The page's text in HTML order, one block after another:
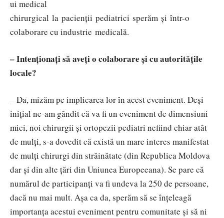
ui medical
chirurgical la pacienții pediatrici sperăm și într-o
colaborare cu industrie medicală.
– Intenționați să aveți o colaborare și cu autoritățile
locale?
– Da, mizăm pe implicarea lor în acest eveniment. Deși
inițial ne-am gândit că va fi un eveniment de dimensiuni
mici, noi chirurgii și ortopezii pediatri nefiind chiar atât
de mulți, s-a dovedit că există un mare interes manifestat
de mulți chirurgi din străinătate (din Republica Moldova
dar și din alte țări din Uniunea Europeeana). Se pare că
numărul de participanți va fi undeva la 250 de persoane,
dacă nu mai mult. Așa ca da, sperăm să se înțeleagă
importanța acestui eveniment pentru comunitate și să ni